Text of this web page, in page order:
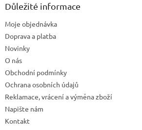
Důležité informace
Moje objednávka
Doprava a platba
Novinky
O nás
Obchodní podmínky
Ochrana osobních údajů
Reklamace, vrácení a výměna zboží
Napište nám
Kontakt